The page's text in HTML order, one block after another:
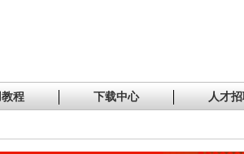
程 下载中心 人才